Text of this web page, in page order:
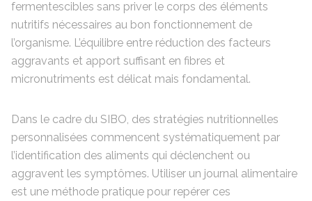
fermentescibles sans priver le corps des éléments
nutritifs nécessaires au bon fonctionnement de
l’organisme. L’équilibre entre réduction des facteurs
aggravants et apport suffisant en fibres et
micronutriments est délicat mais fondamental.
Dans le cadre du SIBO, des stratégies nutritionnelles
personnalisées commencent systématiquement par
l’identification des aliments qui déclenchent ou
aggravent les symptômes. Utiliser un journal alimentaire
est une méthode pratique pour repérer ces